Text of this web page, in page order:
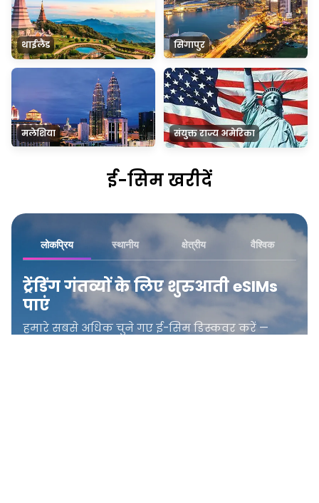
थाईलैंड सिंगापुर
मलेशिया संयुक्त राज्य अमेरिका
ई-सिम खरीदें
लोकप्रिय स्थानीय क्षेत्रीय वैश्विक
ट्रेंडिंग गंतव्यों के लिए शुरुआती eSIMs
पाएं
हमारे सबसे अधिक चुने गए ई-सिम डिस्कवर करें —